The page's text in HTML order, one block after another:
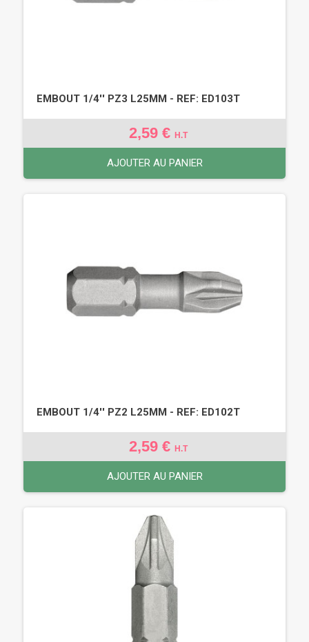
EMBOUT 1/4'' PZ3 L25MM - REF: ED103T
2,59 € H.T
AJOUTER AU PANIER
EMBOUT 1/4'' PZ2 L25MM - REF: ED102T
2,59 € H.T
AJOUTER AU PANIER